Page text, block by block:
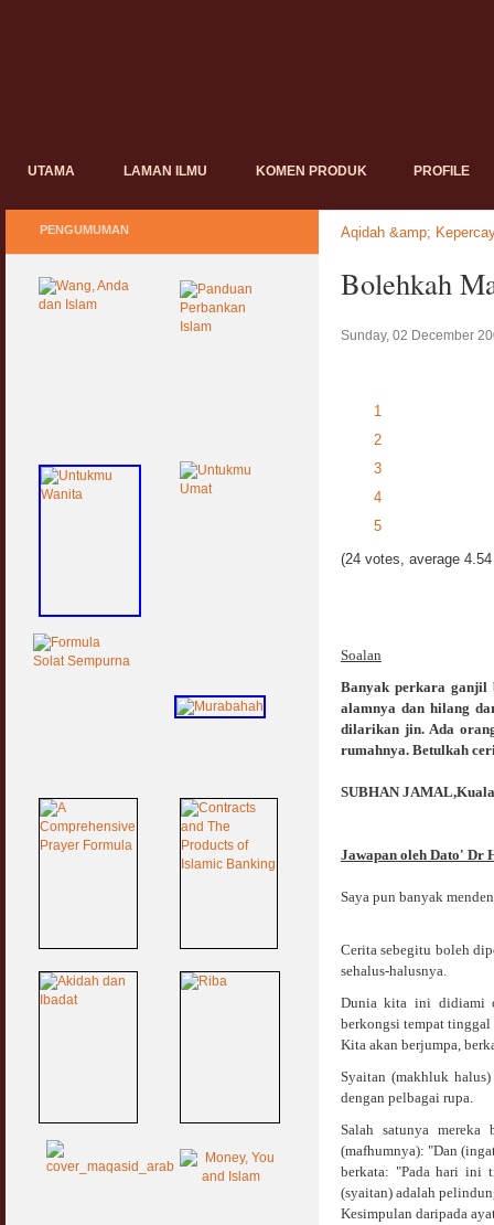
UTAMA LAMAN ILMU KOMEN PRODUK PROFILE
Aqidah &amp;
Bolehkah
Sunday, 02 December
1
2
3
4
5
(24 votes, average
Soalan
Banyak perkara ganjil
alamnya dan hilang
dilarikan jin. Ada
rumahnya. Betulkah
SUBHAN
Jawapan oleh Dato' Dr
Saya pun banyak
Cerita sebegitu boleh
sehalus-halusnya.
Dunia kita ini didiami
berkongsi tempat
Kita akan berjumpa,
Syaitan (makhluk
dengan pelbagai rupa.
Salah satunya
(mafhumnya): "Dan
berkata: "Pada hari ini
(syaitan) adalah
Kesimpulan daripada
PENGUMUMAN